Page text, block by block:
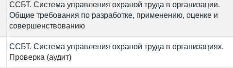
ССБТ. Система управления охраной труда в организации.
Общие требования по разработке, применению, оценке и
совершенствованию
ССБТ. Система управления охраной труда в организациях.
Проверка (аудит)